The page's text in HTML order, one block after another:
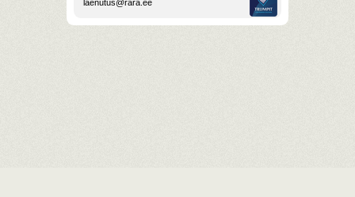
laenutus@rara.ee